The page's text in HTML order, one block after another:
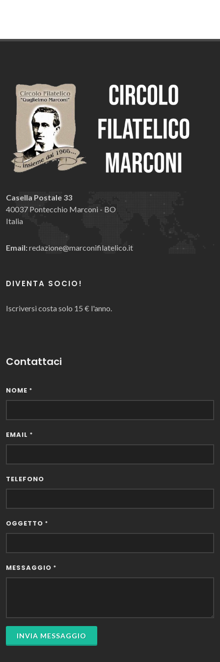
Casella Postale 33
40037 Pontecchio Marconi - BO
Italia
Email:redazione@marconifilatelico.it
DIVENTA SOCIO!
Iscriversi costa solo 15 € l'anno.
Contattaci
NOME *
EMAIL *
TELEFONO
OGGETTO *
MESSAGGIO *
INVIA MESSAGGIO